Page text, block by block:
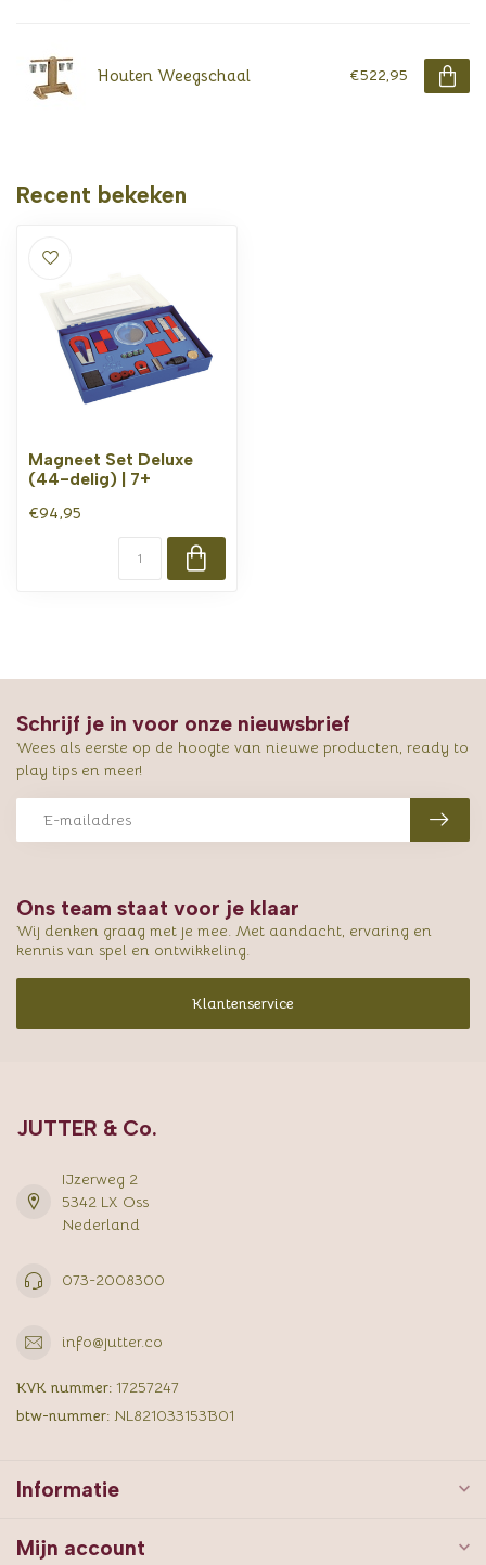
Houten Weegschaal €522,95
Recent bekeken
Magneet Set Deluxe
(44-delig) | 7+
€94,95
Ons team staat voor je klaar
Wij denken graag met je mee. Met aandacht, ervaring en
kennis van spel en ontwikkeling.
Klantenservice
Schrijf je in voor onze nieuwsbrief
Wees als eerste op de hoogte van nieuwe producten, ready to
play tips en meer!
JUTTER & Co.
IJzerweg 2
5342 LX Oss
Nederland
073-2008300
info@jutter.co
KVK nummer: 17257247
btw-nummer: NL821033153B01
Informatie
Mijn account